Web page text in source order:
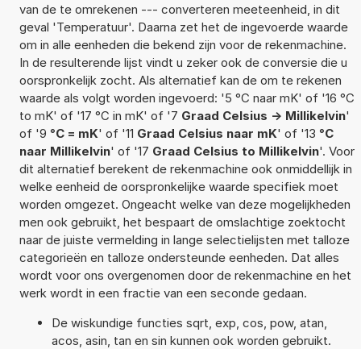
van de te omrekenen --- converteren meeteenheid, in dit
geval 'Temperatuur'. Daarna zet het de ingevoerde waarde
om in alle eenheden die bekend zijn voor de rekenmachine.
In de resulterende lijst vindt u zeker ook de conversie die u
oorspronkelijk zocht. Als alternatief kan de om te rekenen
waarde als volgt worden ingevoerd: '5 °C naar mK' of '16 °C
to mK' of '17 °C in mK' of '7 Graad Celsius -> Millikelvin'
of '9 °C = mK' of '11 Graad Celsius naar mK' of '13 °C
naar Millikelvin' of '17 Graad Celsius to Millikelvin'. Voor
dit alternatief berekent de rekenmachine ook onmiddellijk in
welke eenheid de oorspronkelijke waarde specifiek moet
worden omgezet. Ongeacht welke van deze mogelijkheden
men ook gebruikt, het bespaart de omslachtige zoektocht
naar de juiste vermelding in lange selectielijsten met talloze
categorieën en talloze ondersteunde eenheden. Dat alles
wordt voor ons overgenomen door de rekenmachine en het
werk wordt in een fractie van een seconde gedaan.
De wiskundige functies sqrt, exp, cos, pow, atan,
acos, asin, tan en sin kunnen ook worden gebruikt.